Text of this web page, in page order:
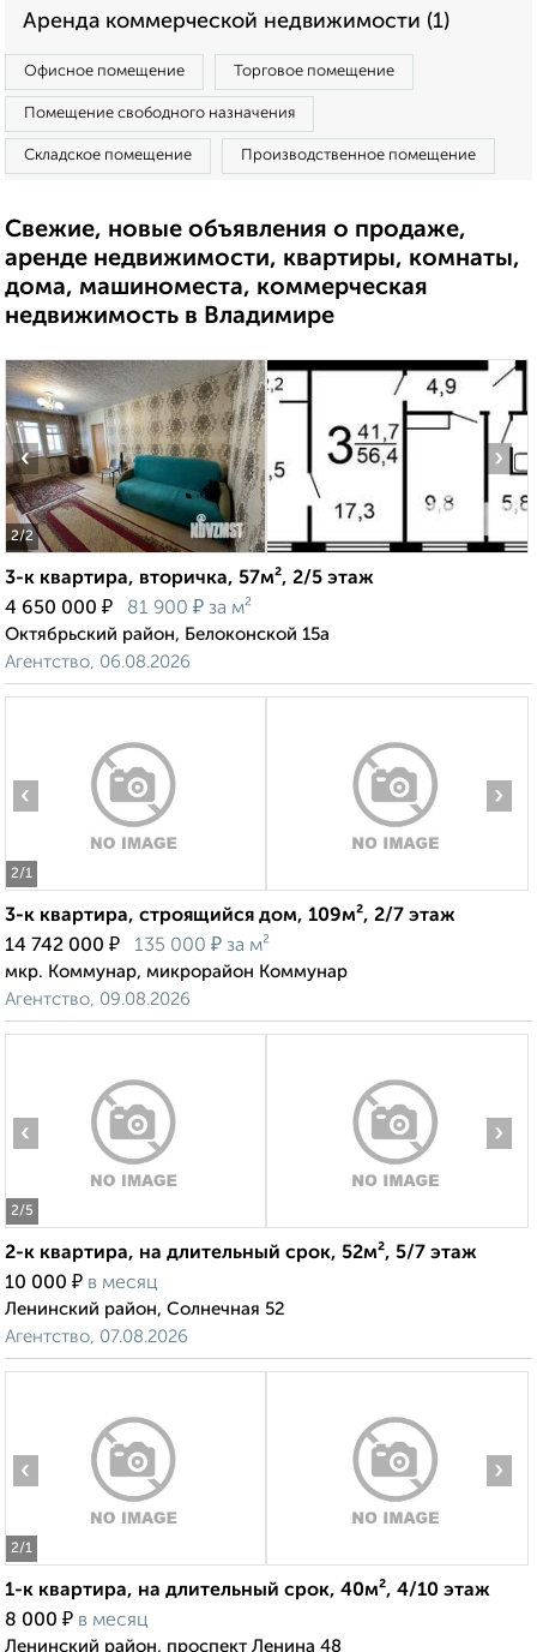
Аренда коммерческой недвижимости (1)
Офисное помещение Торговое помещение
Помещение свободного назначения
Складское помещение Производственное помещение
Свежие, новые объявления о продаже,
аренде недвижимости, квартиры, комнаты,
дома, машиноместа, коммерческая
недвижимость в Владимире
2/2
‹ ›
3-к квартира, вторичка, 57м², 2/5 этаж
4 650 000 ₽ 81 900 ₽ за м²
Октябрьский район, Белоконской 15а
Агентство, 06.08.2026
2/1
‹ ›
3-к квартира, строящийся дом, 109м², 2/7 этаж
14 742 000 ₽ 135 000 ₽ за м²
мкр. Коммунар, микрорайон Коммунар
Агентство, 09.08.2026
2/5
‹ ›
2-к квартира, на длительный срок, 52м², 5/7 этаж
10 000 ₽ в месяц
Ленинский район, Солнечная 52
Агентство, 07.08.2026
2/1
‹ ›
1-к квартира, на длительный срок, 40м², 4/10 этаж
8 000 ₽ в месяц
Ленинский район, проспект Ленина 48